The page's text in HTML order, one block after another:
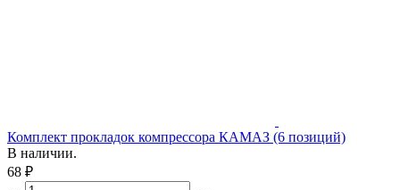
Комплект прокладок компрессора КАМАЗ (6 позиций)
В наличии.
68 ₽